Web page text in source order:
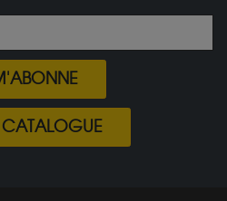
CATALOGUE